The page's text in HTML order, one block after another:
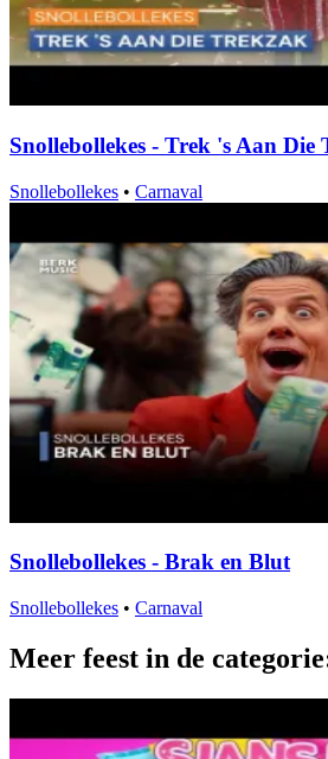
Snollebollekes - Trek 's Aan Die
Snollebollekes • Carnaval
Snollebollekes - Brak en Blut
Snollebollekes • Carnaval
Meer feest in de